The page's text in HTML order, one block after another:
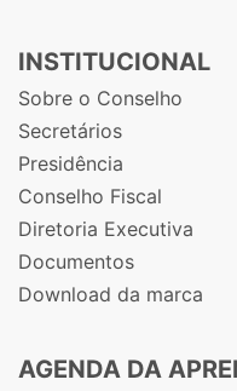
INSTITUCIONAL
Sobre o Conselho
Secretários
Presidência
Conselho Fiscal
Diretoria Executiva
Documentos
Download da marca
AGENDA DA